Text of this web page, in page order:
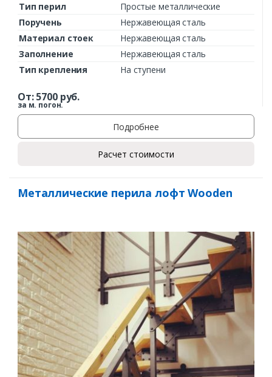
Тип перил
Простые металлические
Поручень
Нержавеющая сталь
Материал стоек
Нержавеющая сталь
Заполнение
Нержавеющая сталь
Тип крепления
На ступени
От:5700руб.
за м. погон.
Подробнее
Расчет стоимости
Металлические перила лофт Wooden